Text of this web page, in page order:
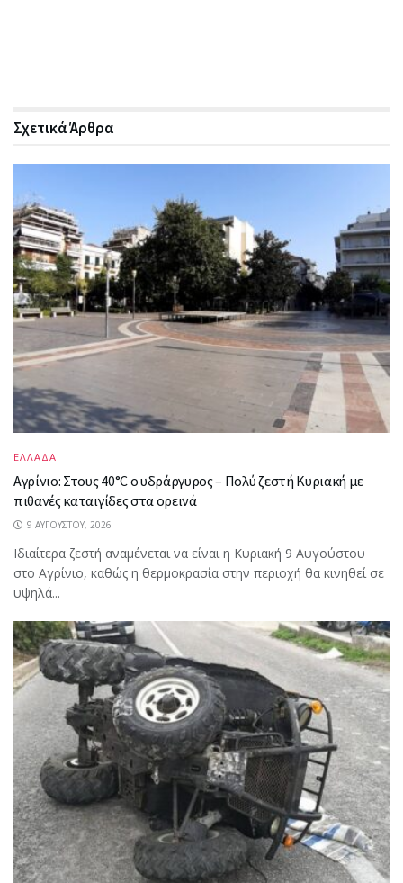
ΣχετικάΆρθρα
ΕΛΛΑΔΑ
Αγρίνιο: Στους 40°C ο υδράργυρος – Πολύ ζεστή Κυριακή με
πιθανές καταιγίδες στα ορεινά
9 ΑΥΓΟΎΣΤΟΥ, 2026
Ιδιαίτερα ζεστή αναμένεται να είναι η Κυριακή 9 Αυγούστου
στο Αγρίνιο, καθώς η θερμοκρασία στην περιοχή θα κινηθεί σε
υψηλά...